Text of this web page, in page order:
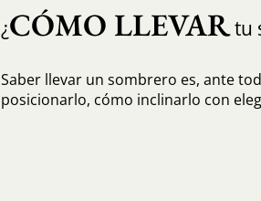
¿CÓMO LLEVARtu
Saber llevar un sombrero es, ante
posicionarlo, cómo inclinarlo con